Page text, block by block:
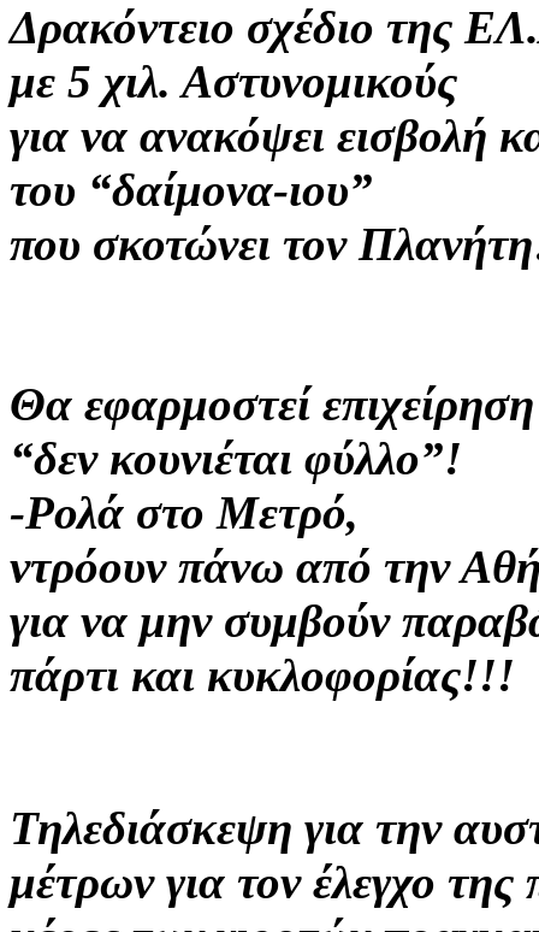
Δρακόντειο σχέδιο της
με 5 χιλ. Αστυνομικούς
για να ανακόψει εισβολή
του “δαίμονα-ιου”
που σκοτώνει τον
Θα εφαρμοστεί επιχείρηση
“δεν κουνιέται φύλλο”!
-Ρολά στο Μετρό,
ντρόουν πάνω από την
για να μην συμβούν
πάρτι και κυκλοφορίας!!!
Τηλεδιάσκεψη για την
μέτρων για τον έλεγχο